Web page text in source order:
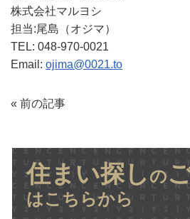
株式会社マルヨシ
担当:尾島（オジマ）
TEL: 048-970-0021
Email: ojima@0021.to
« 前の記事
住まい探し の
はこちらから